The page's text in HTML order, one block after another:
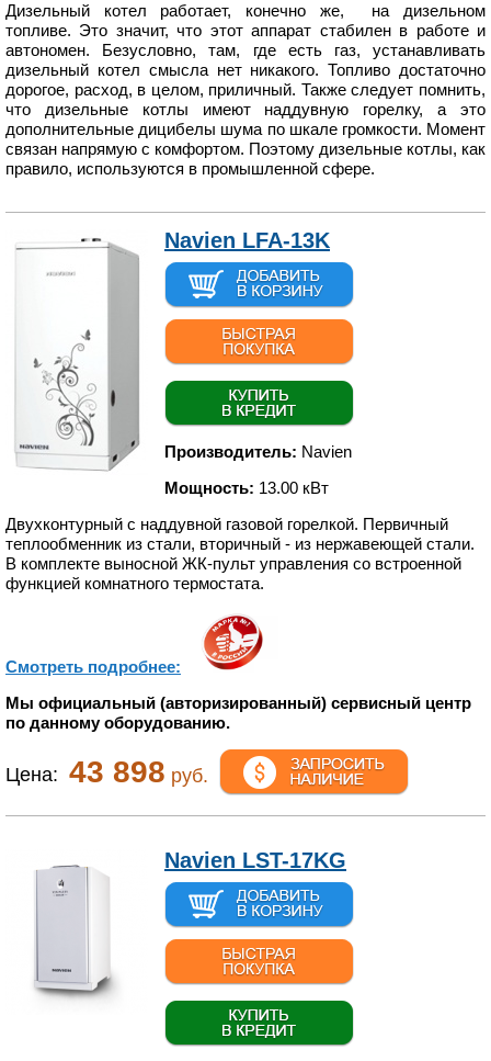
Дизельный котел работает, конечно же, на дизельном
топливе. Это значит, что этот аппарат стабилен в работе и
автономен. Безусловно, там, где есть газ, устанавливать
дизельный котел смысла нет никакого. Топливо достаточно
дорогое, расход, в целом, приличный. Также следует помнить,
что дизельные котлы имеют наддувную горелку, а это
дополнительные дицибелы шума по шкале громкости. Момент
связан напрямую с комфортом. Поэтому дизельные котлы, как
правило, используются в промышленной сфере.
Navien LFA-13K
Производитель: Navien
Мощность: 13.00 кВт
Двухконтурный с наддувной газовой горелкой. Первичный
теплообменник из стали, вторичный - из нержавеющей стали.
В комплекте выносной ЖК-пульт управления со встроенной
функцией комнатного термостата.
Смотреть подробнее:
Мы официальный (авторизированный) сервисный центр
по данному оборудованию.
Цена: 43 898 руб.
Navien LST-17KG